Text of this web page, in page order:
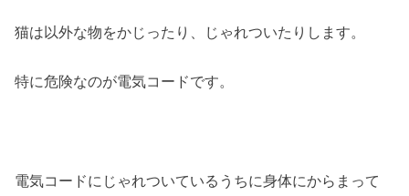
猫は以外な物をかじったり、じゃれついたりします。
特に危険なのが電気コードです。
電気コードにじゃれついているうちに身体にからまって